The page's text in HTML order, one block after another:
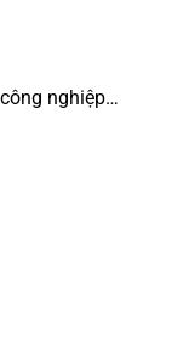
nghiệp…